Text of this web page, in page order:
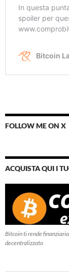
FOLLOW ME ON X
ACQUISTA QUI I
Bitcoin ti rende
decentralizzato